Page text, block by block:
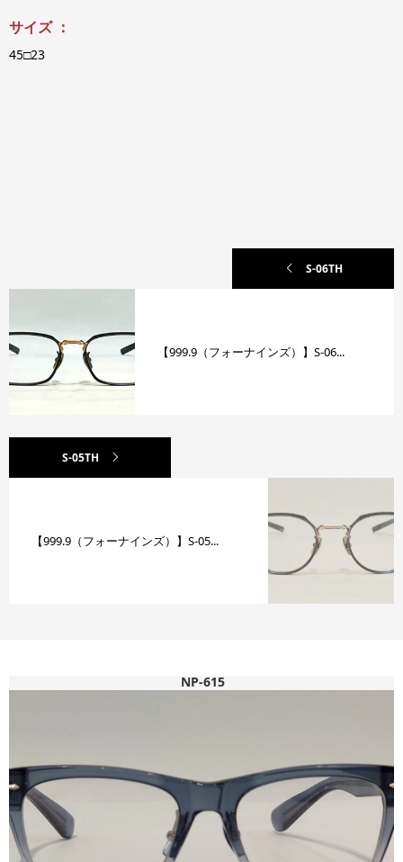
サイズ ：
45□23
S-06TH
【999.9（フォーナインズ）】S-06...
S-05TH
【999.9（フォーナインズ）】S-05...
NP-615